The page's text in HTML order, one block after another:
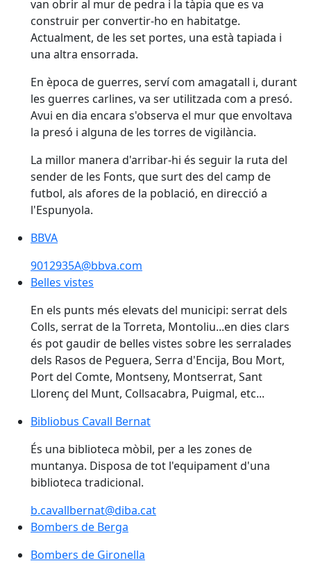
van obrir al mur de pedra i la tàpia que es va
construir per convertir-ho en habitatge.
Actualment, de les set portes, una està tapiada i
una altra ensorrada.
En època de guerres, serví com amagatall i, durant
les guerres carlines, va ser utilitzada com a presó.
Avui en dia encara s'observa el mur que envoltava
la presó i alguna de les torres de vigilància.
La millor manera d'arribar-hi és seguir la ruta del
sender de les Fonts, que surt des del camp de
futbol, als afores de la població, en direcció a
l'Espunyola.
BBVA
9012935A@bbva.com
Belles vistes
Belles vistes
En els punts més elevats del municipi: serrat dels
Colls, serrat de la Torreta, Montoliu...en dies clars
és pot gaudir de belles vistes sobre les serralades
dels Rasos de Peguera, Serra d'Encija, Bou Mort,
Port del Comte, Montseny, Montserrat, Sant
Llorenç del Munt, Collsacabra, Puigmal, etc...
Bibliobus Cavall Bernat
Bibliobus Cavall Bernat
És una biblioteca mòbil, per a les zones de
muntanya. Disposa de tot l'equipament d'una
biblioteca tradicional.
b.cavallbernat@diba.cat
Bombers de Berga
Bombers de Gironella